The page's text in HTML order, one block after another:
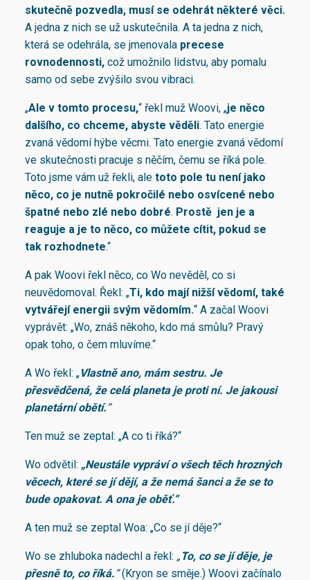
skutečně pozvedla, musí se odehrát některé věci.
A jedna z nich se už uskutečnila. A ta jedna z nich,
která se odehrála, se jmenovala precese
rovnodennosti, což umožnilo lidstvu, aby pomalu
samo od sebe zvýšilo svou vibraci.
„Ale v tomto procesu,“ řekl muž Woovi, „je něco
dalšího, co chceme, abyste věděli. Tato energie
zvaná vědomí hýbe věcmi. Tato energie zvaná vědomí
ve skutečnosti pracuje s něčím, čemu se říká pole.
Toto jsme vám už řekli, ale toto pole tu není jako
něco, co je nutně pokročilé nebo osvícené nebo
špatné nebo zlé nebo dobré. Prostě jen je a
reaguje a je to něco, co můžete cítit, pokud se
tak rozhodnete.“
A pak Woovi řekl něco, co Wo nevěděl, co si
neuvědomoval. Řekl: „Ti, kdo mají nižší vědomí, také
vytvářejí energii svým vědomím.“ A začal Woovi
vyprávět: „Wo, znáš někoho, kdo má smůlu? Pravý
opak toho, o čem mluvíme.“
A Wo řekl: „Vlastně ano, mám sestru. Je
přesvědčená, že celá planeta je proti ní. Je jakousi
planetární obětí. “
Ten muž se zeptal: „A co ti říká?“
Wo odvětil: „Neustále vypráví o všech těch hrozných
věcech, které se jí dějí, a že nemá šanci a že se to
bude opakovat. A ona je oběť.“
A ten muž se zeptal Woa: „Co se jí děje?“
Wo se zhluboka nadechl a řekl: „To, co se jí děje, je
přesně to, co říká. “(Kryon se směje.) Woovi začínalo